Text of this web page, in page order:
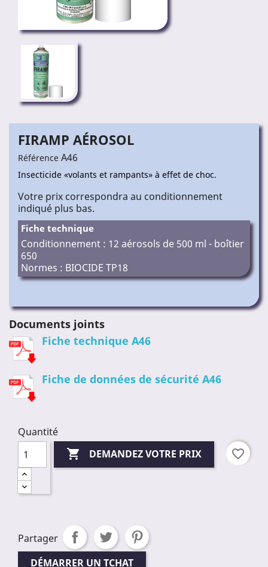
FIRAMP AÉROSOL
Référence A46
Insecticide «volants et rampants» à effet de choc.
Votre prix correspondra au conditionnement
indiqué plus bas.
Fiche technique
Conditionnement : 12 aérosols de 500 ml - boîtier
650
Normes : BIOCIDE TP18
Documents joints
Fiche technique A46
Fiche de données de sécurité A46
Quantité
 DEMANDEZ VOTRE PRIX favorite_border
Partager
DÉMARRER UN TCHAT